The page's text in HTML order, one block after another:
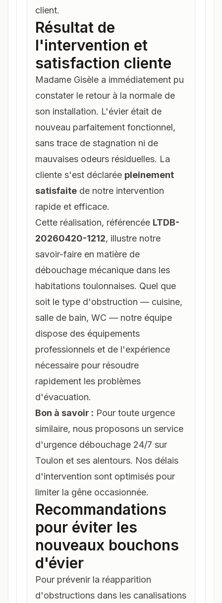
client.
Résultat de
l'intervention et
satisfaction cliente
Madame Gisèle a immédiatement pu
constater le retour à la normale de
son installation. L'évier était de
nouveau parfaitement fonctionnel,
sans trace de stagnation ni de
mauvaises odeurs résiduelles. La
cliente s'est déclarée pleinement
satisfaite de notre intervention
rapide et efficace.
Cette réalisation, référencée LTDB-
20260420-1212, illustre notre
savoir-faire en matière de
débouchage mécanique dans les
habitations toulonnaises. Quel que
soit le type d'obstruction — cuisine,
salle de bain, WC — notre équipe
dispose des équipements
professionnels et de l'expérience
nécessaire pour résoudre
rapidement les problèmes
d'évacuation.
Bon à savoir : Pour toute urgence
similaire, nous proposons un service
d'urgence débouchage 24/7 sur
Toulon et ses alentours. Nos délais
d'intervention sont optimisés pour
limiter la gêne occasionnée.
Recommandations
pour éviter les
nouveaux bouchons
d'évier
Pour prévenir la réapparition
d'obstructions dans les canalisations